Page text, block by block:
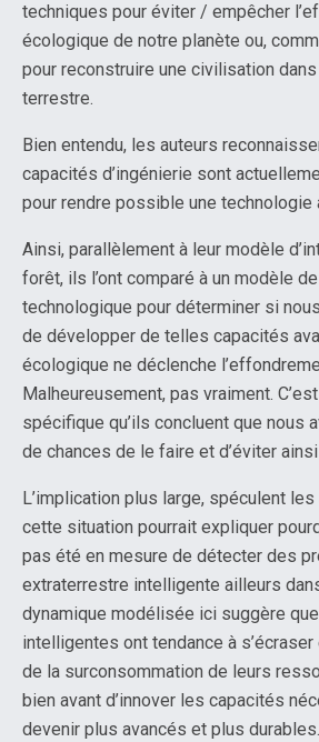
techniques pour éviter / empêcher
écologique de notre planète ou,
pour reconstruire une civilisation dans
terrestre.
Bien entendu, les auteurs
capacités d’ingénierie sont
pour rendre possible une technologie
Ainsi, parallèlement à leur modèle
forêt, ils l’ont comparé à un modèle
technologique pour déterminer si
de développer de telles capacités
écologique ne déclenche
Malheureusement, pas vraiment.
spécifique qu’ils concluent que nous
de chances de le faire et d’éviter
L’implication plus large, spéculent
cette situation pourrait expliquer
pas été en mesure de détecter des
extraterrestre intelligente ailleurs
dynamique modélisée ici suggère
intelligentes ont tendance à
de la surconsommation de leurs
bien avant d’innover les capacités
devenir plus avancés et plus durables.